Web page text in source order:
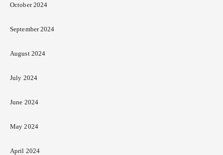
October 2024
September 2024
August 2024
July 2024
June 2024
May 2024
April 2024